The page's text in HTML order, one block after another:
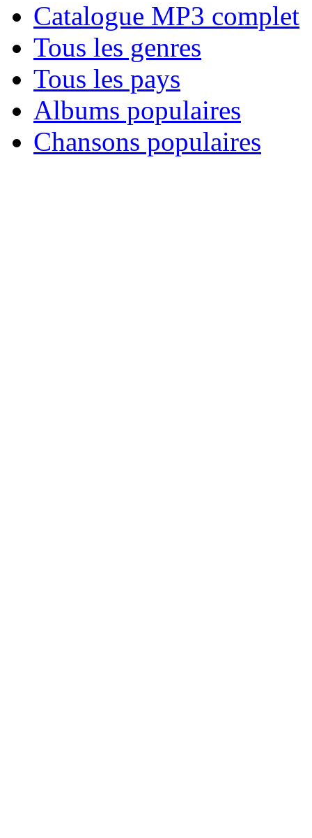
Catalogue MP3 complet
Tous les genres
Tous les pays
Albums populaires
Chansons populaires